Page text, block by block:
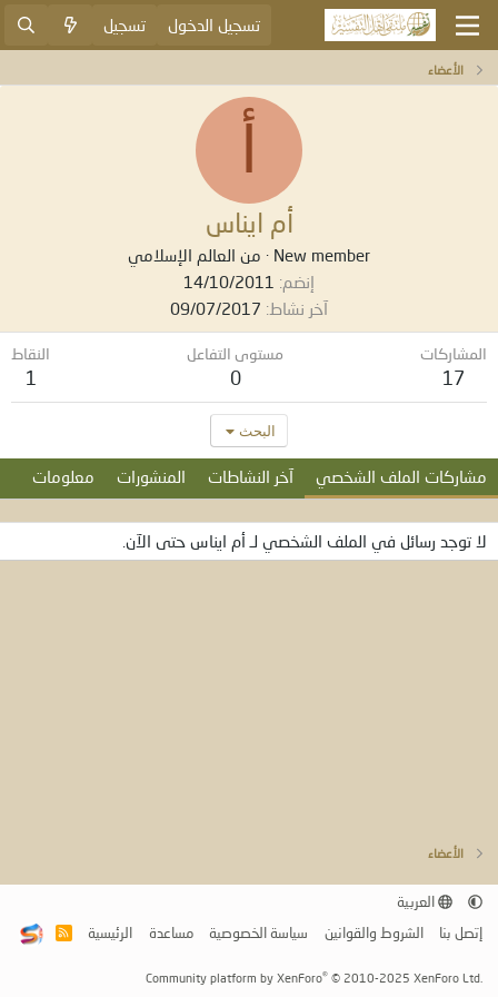
تسجيل الدخول تسجيل
الأعضاء
أم ايناس
New member
· من العالم الإسلامي
إنضم
14/10/2011
آخر نشاط 09/07/2017
المشاركات
17
مستوى التفاعل
0
النقاط
1
البحث
مشاركات الملف الشخصي آخر النشاطات المنشورات معلومات
لا توجد رسائل في الملف الشخصي لـ أم ايناس حتى الآن.
الأعضاء
العربية
إتصل بنا
الشروط والقوانين سياسة الخصوصية مساعدة الرئيسية
R
Community platform by XenForo® © 2010-2025 XenForo Ltd.